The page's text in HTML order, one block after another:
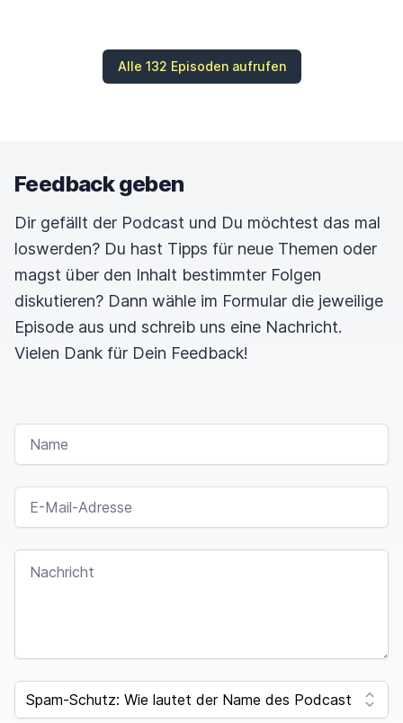
Alle 132 Episoden aufrufen
Feedback geben
Dir gefällt der Podcast und Du möchtest das mal
loswerden? Du hast Tipps für neue Themen oder
magst über den Inhalt bestimmter Folgen
diskutieren? Dann wähle im Formular die jeweilige
Episode aus und schreib uns eine Nachricht.
Vielen Dank für Dein Feedback!
NAME
E-MAIL-ADRESSE
NACHRICHT
F
O
SPAM CAPTCHA